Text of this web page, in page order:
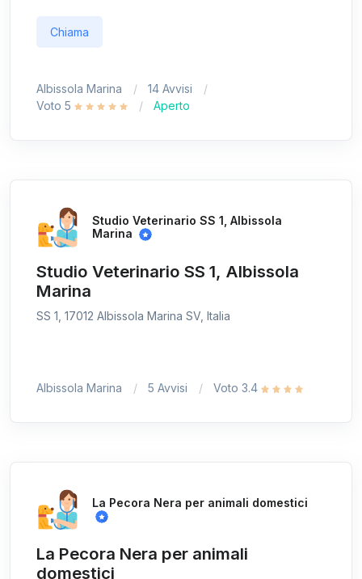
Chiama
Albissola Marina
14 Avvisi
Voto 5
Aperto
Studio Veterinario SS 1, Albissola
Marina
Studio Veterinario SS 1, Albissola
Marina
SS 1, 17012 Albissola Marina SV, Italia
Albissola Marina 5 Avvisi Voto 3.4
La Pecora Nera per animali domestici
La Pecora Nera per animali
domestici